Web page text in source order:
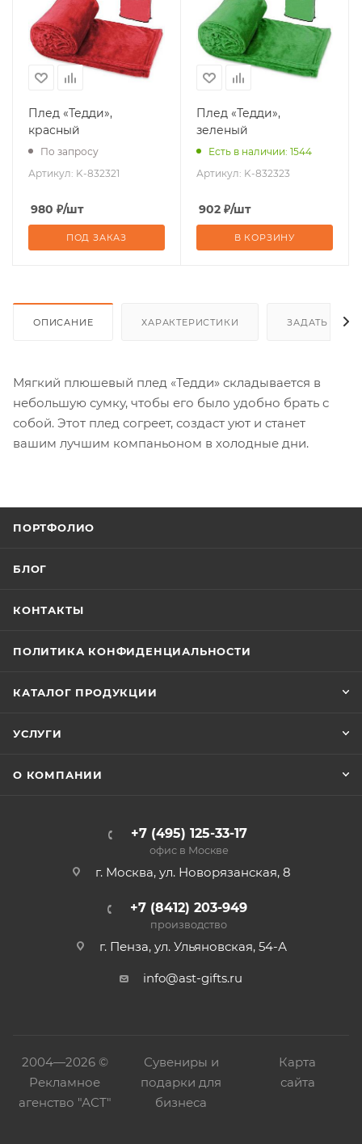
Плед «Тедди»,
красный
По запросу
Артикул: K-832321
980 ₽/шт
ПОД ЗАКАЗ
Плед «Тедди»,
зеленый
Есть в наличии: 1544
Артикул: K-832323
902 ₽/шт
В КОРЗИНУ
ОПИСАНИЕ ХАРАКТЕРИСТИКИ ЗАДАТЬ
Мягкий плюшевый плед «Тедди» складывается в
небольшую сумку, чтобы его было удобно брать с
собой. Этот плед согреет, создаст уют и станет
вашим лучшим компаньоном в холодные дни.
ПОРТФОЛИО
БЛОГ
КОНТАКТЫ
ПОЛИТИКА КОНФИДЕНЦИАЛЬНОСТИ
КАТАЛОГ ПРОДУКЦИИ
УСЛУГИ
О КОМПАНИИ
+7 (495) 125-33-17
офис в Москве
г. Москва, ул. Новорязанская, 8
+7 (8412) 203-949
производство
г. Пенза, ул. Ульяновская, 54-А
info@ast-gifts.ru
2004—2026 ©
Рекламное
агенство "АСТ"
Сувениры и
подарки для
бизнеса
Карта
сайта